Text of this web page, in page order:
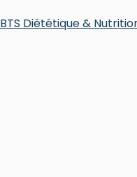
BTS Diététique &